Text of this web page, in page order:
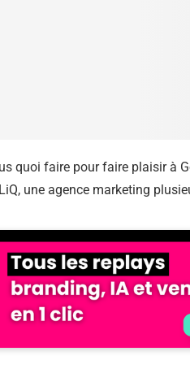
quoi faire pour faire plaisir à
une agence marketing